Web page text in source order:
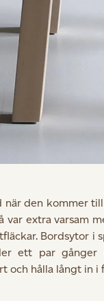
den kommer
var extra varsam
Bordsytor i
ett par gånger
och hålla långt in i